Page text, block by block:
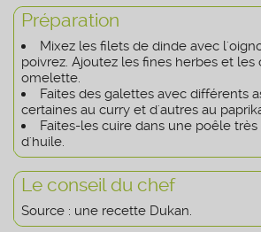
Préparation
Mixez les filets de dinde avec
poivrez. Ajoutez les fines herbes et
omelette.
Faites des galettes avec différents
certaines au curry et d'autres au
Faites-les cuire dans une poêle
d'huile.
Le conseil du chef
Source : une recette Dukan.